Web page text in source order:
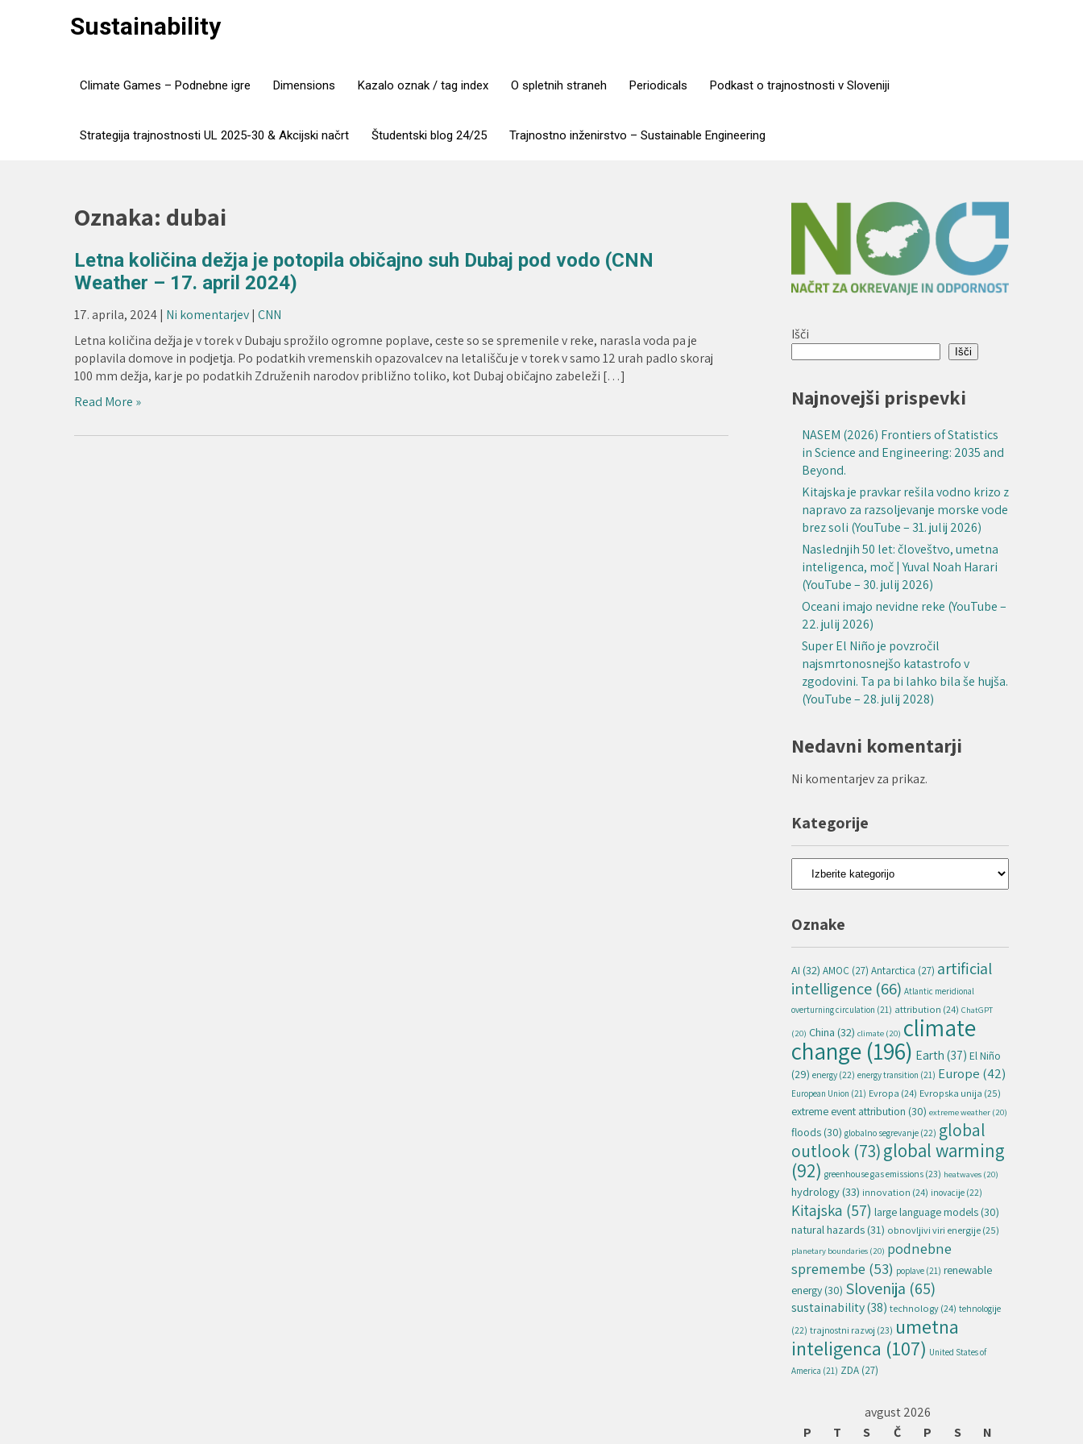
Sustainability
Climate Games – Podnebne igre Dimensions Kazalo oznak / tag index O spletnih straneh Periodicals Podkast o trajnostnosti v Sloveniji
Strategija trajnostnosti UL 2025-30 & Akcijski načrt Študentski blog 24/25 Trajnostno inženirstvo – Sustainable Engineering
Oznaka: dubai
Letna količina dežja je potopila običajno suh Dubaj pod vodo (CNN
Weather – 17. april 2024)
17. aprila, 2024| Ni komentarjev| CNN
Letna količina dežja je v torek v Dubaju sprožilo ogromne poplave, ceste so se spremenile v reke, narasla voda pa je
poplavila domove in podjetja. Po podatkih vremenskih opazovalcev na letališču je v torek v samo 12 urah padlo skoraj
100 mm dežja, kar je po podatkih Združenih narodov približno toliko, kot Dubaj običajno zabeleži […]
Read More »
Išči
Išči
Najnovejši prispevki
NASEM (2026) Frontiers of Statistics
in Science and Engineering: 2035 and
Beyond.
Kitajska je pravkar rešila vodno krizo z
napravo za razsoljevanje morske vode
brez soli (YouTube – 31. julij 2026)
Naslednjih 50 let: človeštvo, umetna
inteligenca, moč | Yuval Noah Harari
(YouTube – 30. julij 2026)
Oceani imajo nevidne reke (YouTube –
22. julij 2026)
Super El Niño je povzročil
najsmrtonosnejšo katastrofo v
zgodovini. Ta pa bi lahko bila še hujša.
(YouTube – 28. julij 2028)
Nedavni komentarji
Ni komentarjev za prikaz.
Kategorije
Kategorije
Oznake
AI (32) AMOC (27) Antarctica (27) artificial
intelligence (66) Atlantic meridional
overturning circulation (21) attribution (24) ChatGPT
(20) China (32) climate (20) climate
change (196) Earth (37) El Niño
(29) energy (22) energy transition (21) Europe (42)
European Union (21) Evropa (24) Evropska unija (25)
extreme event attribution (30) extreme weather (20)
floods (30) globalno segrevanje (22) global
outlook (73)global warming
(92) greenhouse gas emissions (23) heatwaves (20)
hydrology(33) innovation (24) inovacije (22)
Kitajska (57) large language models (30)
natural hazards (31) obnovljivi viri energije(25)
planetary boundaries (20) podnebne
spremembe (53) poplave (21) renewable
energy (30) Slovenija (65)
sustainability(38) technology(24) tehnologije
(22) trajnostni razvoj (23) umetna
inteligenca (107) United States of
America (21) ZDA (27)
avgust 2026
P
T S Č P S N